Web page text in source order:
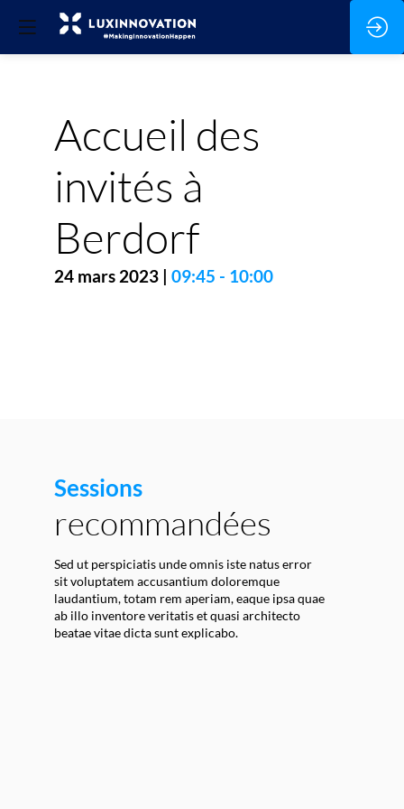
Accueil des
invités à
Berdorf
24 mars 2023 09:45 - 10:00
Sessions
recommandées
Sed ut perspiciatis unde omnis iste natus error
sit voluptatem accusantium doloremque
laudantium, totam rem aperiam, eaque ipsa quae
ab illo inventore veritatis et quasi architecto
beatae vitae dicta sunt explicabo.